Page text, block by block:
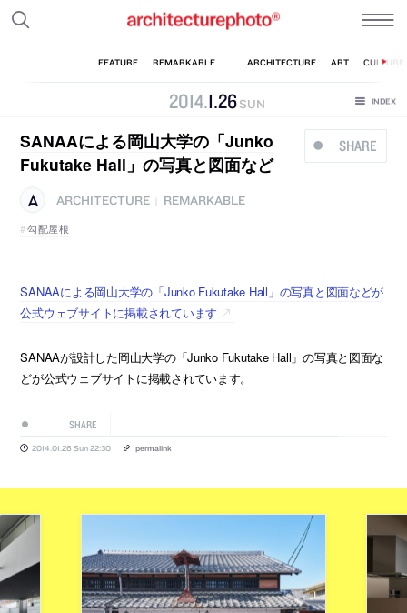
2014.1.26 SUN
SHARE
SANAAによる岡山大学の「Junko
Fukutake Hall」の写真と図面など
ARCHITECTURE
REMARKABLE
勾配屋根
SANAAによる岡山大学の「Junko Fukutake Hall」の写真と図面などが
公式ウェブサイトに掲載されています
SANAAが設計した岡山大学の「Junko Fukutake Hall」の写真と図面な
どが公式ウェブサイトに掲載されています。
SHARE
2014.01.26 Sun 22:30 permalink